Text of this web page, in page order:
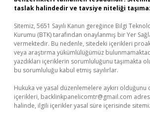
taslak halindedir ve tavsiye niteliği
Sitemiz, 5651 Sayılı Kanun gereğince Bilgi
Kurumu (BTK) tarafından onaylanmış bir Yer
vermektedir. Bu nedenle, sitedeki içerikleri
veya araştırma yükümlülüğümüz
yazdıkları içeriklerin sorumluluğunu taşımakta
bu sorumluluğu kabul etmiş sayılırlar.
Hukuka ve yasal düzenlemelere aykırı
içerikleri, backlinkpanelicomtr@gmail.com
halinde, ilgili içerikler yasal süre içerisinde